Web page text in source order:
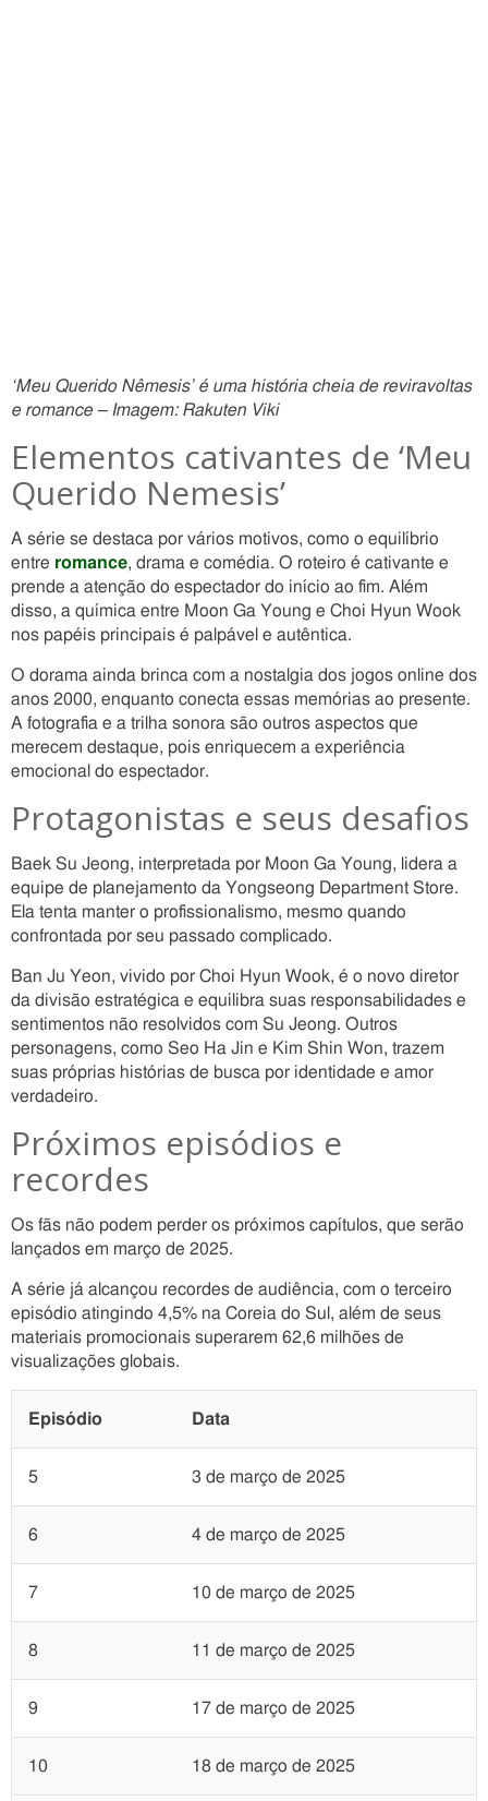
‘Meu Querido Nêmesis’ é uma história cheia de reviravoltas
e romance – Imagem: Rakuten Viki
Elementos cativantes de ‘Meu
Querido Nemesis’
A série se destaca por vários motivos, como o equilíbrio
entre romance, drama e comédia. O roteiro é cativante e
prende a atenção do espectador do início ao fim. Além
disso, a química entre Moon Ga Young e Choi Hyun Wook
nos papéis principais é palpável e autêntica.
O dorama ainda brinca com a nostalgia dos jogos online dos
anos 2000, enquanto conecta essas memórias ao presente.
A fotografia e a trilha sonora são outros aspectos que
merecem destaque, pois enriquecem a experiência
emocional do espectador.
Protagonistas e seus desafios
Baek Su Jeong, interpretada por Moon Ga Young, lidera a
equipe de planejamento da Yongseong Department Store.
Ela tenta manter o profissionalismo, mesmo quando
confrontada por seu passado complicado.
Ban Ju Yeon, vivido por Choi Hyun Wook, é o novo diretor
da divisão estratégica e equilibra suas responsabilidades e
sentimentos não resolvidos com Su Jeong. Outros
personagens, como Seo Ha Jin e Kim Shin Won, trazem
suas próprias histórias de busca por identidade e amor
verdadeiro.
Próximos episódios e
recordes
Os fãs não podem perder os próximos capítulos, que serão
lançados em março de 2025.
A série já alcançou recordes de audiência, com o terceiro
episódio atingindo 4,5% na Coreia do Sul, além de seus
materiais promocionais superarem 62,6 milhões de
visualizações globais.
Episódio Data
5 3 de março de 2025
6 4 de março de 2025
7 10 de março de 2025
8 11 de março de 2025
9 17 de março de 2025
10 18 de março de 2025